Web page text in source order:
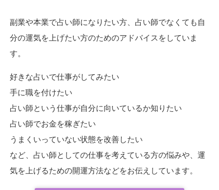
副業や本業で占い師になりたい方、占い師でなくても自
分の運気を上げたい方のためのアドバイスをしていま
す。
好きな占いで仕事がしてみたい
手に職を付けたい
占い師という仕事が自分に向いているか知りたい
占い師でお金を稼ぎたい
うまくいっていない状態を改善したい
など、占い師としての仕事を考えている方の悩みや、運
気を上げるための開運方法などをお伝えしています。